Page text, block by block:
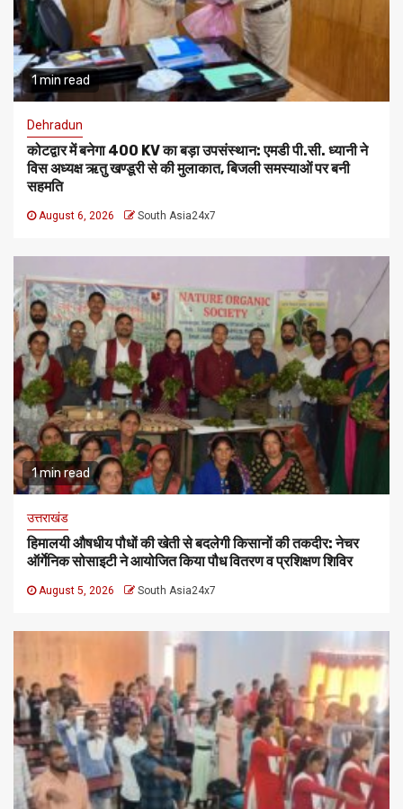
1 min read
Dehradun
कोटद्वार में बनेगा 400 KV का बड़ा उपसंस्थान: एमडी पी.सी. ध्यानी ने
विस अध्यक्ष ऋतु खण्डूरी से की मुलाकात, बिजली समस्याओं पर बनी
सहमति
August 6, 2026 South Asia24x7
1 min read
उत्तराखंड
हिमालयी औषधीय पौधों की खेती से बदलेगी किसानों की तकदीर: नेचर
ऑर्गेनिक सोसाइटी ने आयोजित किया पौध वितरण व प्रशिक्षण शिविर
August 5, 2026 South Asia24x7